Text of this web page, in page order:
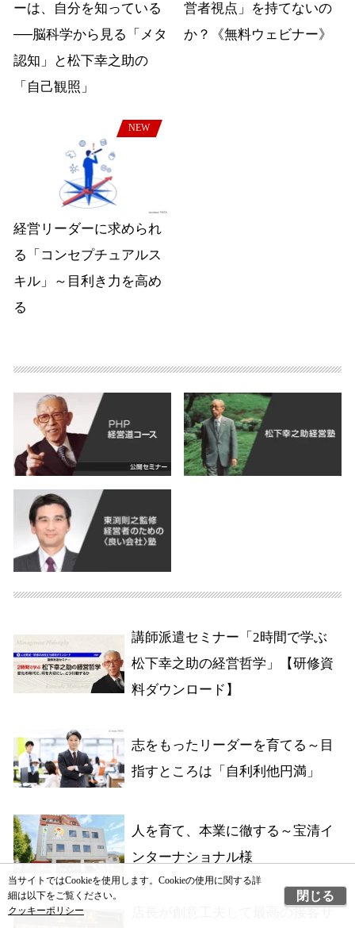
ーは、自分を知っている
──脳科学から見る「メタ
認知」と松下幸之助の
「自己観照」
営者視点」を持てないの
か？《無料ウェビナー》
NEW
経営リーダーに求められ
る「コンセプチュアルス
キル」～目利き力を高め
る
講師派遣セミナー「2時間で学ぶ
松下幸之助の経営哲学」【研修資
料ダウンロード】
志をもったリーダーを育てる～目
指すところは「自利利他円満」
人を育て、本業に徹する～宝清イ
ンターナショナル様
店長が創意工夫して最高の接客サ
当サイトではCookieを使用します。Cookieの使用に関する詳
細は以下をご覧ください。
クッキーポリシー
閉じる